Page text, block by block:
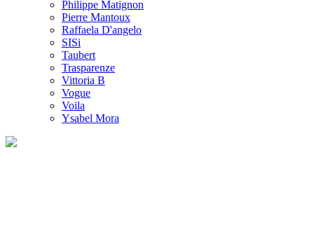
Philippe Matignon
Pierre Mantoux
Raffaela D'angelo
SISi
Taubert
Trasparenze
Vittoria B
Vogue
Voila
Ysabel Mora